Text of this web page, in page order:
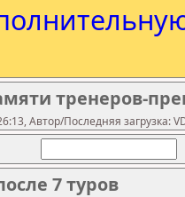
тренеров-
Автор/Последняя загрузка:
7 туров